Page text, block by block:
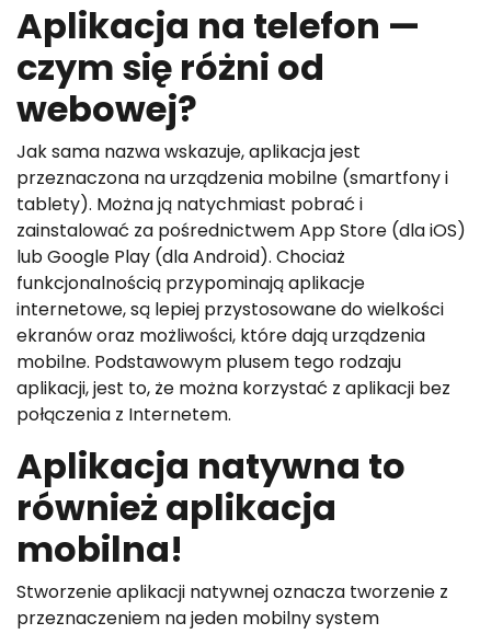
Aplikacja na telefon —
czym się różni od
webowej?
Jak sama nazwa wskazuje, aplikacja jest
przeznaczona na urządzenia mobilne (smartfony i
tablety). Można ją natychmiast pobrać i
zainstalować za pośrednictwem App Store (dla iOS)
lub Google Play (dla Android). Chociaż
funkcjonalnością przypominają aplikacje
internetowe, są lepiej przystosowane do wielkości
ekranów oraz możliwości, które dają urządzenia
mobilne. Podstawowym plusem tego rodzaju
aplikacji, jest to, że można korzystać z aplikacji bez
połączenia z Internetem.
Aplikacja natywna to
również aplikacja
mobilna!
Stworzenie aplikacji natywnej oznacza tworzenie z
przeznaczeniem na jeden mobilny system